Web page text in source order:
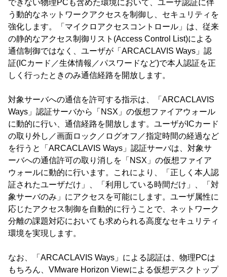
できない物理PCも含めた環境において、ユーザ認証に伴
う動的なネットワークアクセスを制御し、セキュリティを
強化します。「マイクロアクセスコントロール」は、従来
の静的なアクセス制御リスト(Access Control List)による
通信制御ではなく、ユーザが「ARCACLAVIS Ways」認
証(ICカード／生体情報／パスワードなど)で本人認証を正
しく行ったときのみ通信経路を開放します。
対象サーバへの通信を許可する指示は、「ARCACLAVIS
Ways」認証サーバから「NSX」の仮想ファイアウォール
に動的に行い、通信経路を開放します。ユーザがICカード
の取り外し／画面ロック／ログオフ／指定時間の経過など
を行うと「ARCACLAVIS Ways」認証サーバは、対象サ
ーバへの通信許可の取り消しを「NSX」の仮想ファイア
ウォールに動的に行います。これにより、「正しく本人認
証されたユーザだけ」、「利用している時間だけ」、「対
象サーバのみ」にアクセスを可能にします。ユーザ属性に
応じたアクセス制御を自動的に行うことで、ネットワーク
分離の課題対応においても求められる高度なセキュリティ
環境を実現します。
なお、「ARCACLAVIS Ways」による認証は、物理PCは
もちろん、VMware Horizon Viewによる仮想デスクトップ